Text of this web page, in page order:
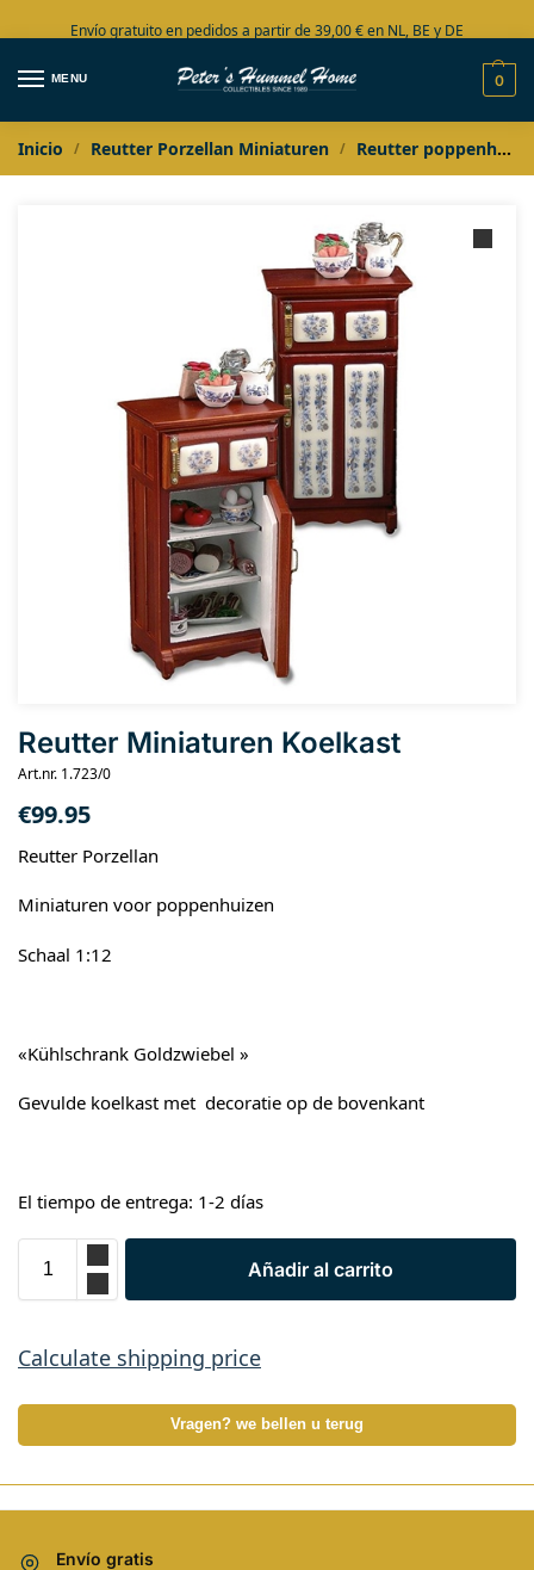
Envío gratuito en pedidos a partir de 39,00 € en NL, BE y DE
Amplia colección en stock
MENU 0
Inicio / Reutter Porzellan Miniaturen / Reutter poppenhuis miniaturen
Reutter Miniaturen Koelkast
Art.nr. 1.723/0
€99.95
Reutter Porzellan
Miniaturen voor poppenhuizen
Schaal 1:12
«Kühlschrank Goldzwiebel »
Gevulde koelkast met decoratie op de bovenkant
El tiempo de entrega: 1-2 días
Añadir al carrito
Calculate shipping price
Vragen? we bellen u terug
Envío gratis